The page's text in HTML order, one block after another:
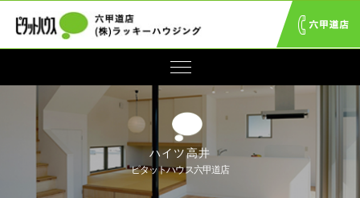
ハイツ高井
ピタットハウス六甲道店